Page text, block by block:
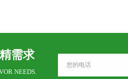
需求
NEEDS.